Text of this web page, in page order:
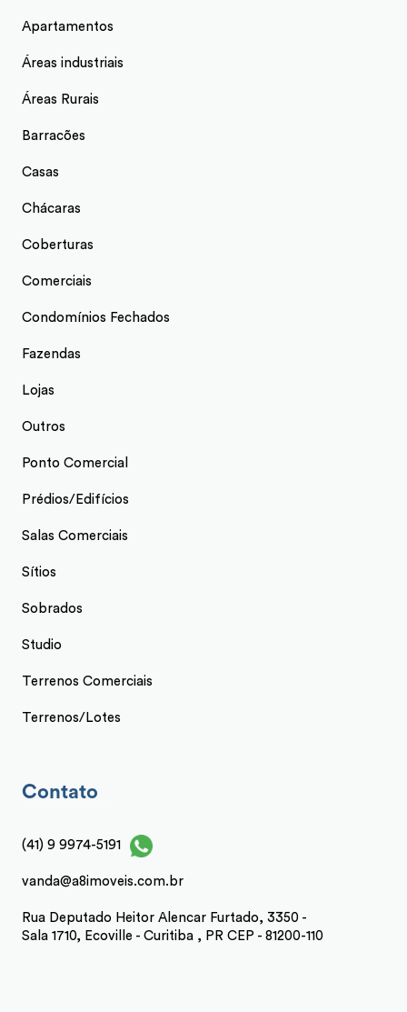
Apartamentos
Áreas industriais
Áreas Rurais
Barracões
Casas
Chácaras
Coberturas
Comerciais
Condomínios Fechados
Fazendas
Lojas
Outros
Ponto Comercial
Prédios/Edifícios
Salas Comerciais
Sítios
Sobrados
Studio
Terrenos Comerciais
Terrenos/Lotes
Contato
(41) 9 9974-5191
vanda@a8imoveis.com.br
Rua Deputado Heitor Alencar Furtado, 3350 -
Sala 1710, Ecoville - Curitiba , PR CEP - 81200-110